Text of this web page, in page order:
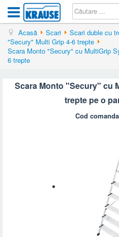
Acasă Scari
Scari duble cu
"Secury" Multi Grip 4-6 trepte
Scara Monto "Secury" cu MultiGrip
6 trepte
Scara Monto "Secury" cu
trepte pe o
Cod